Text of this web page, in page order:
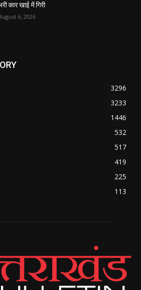
कार खाई में गिरी
6, 2026
3296
3233
1446
532
517
419
225
113